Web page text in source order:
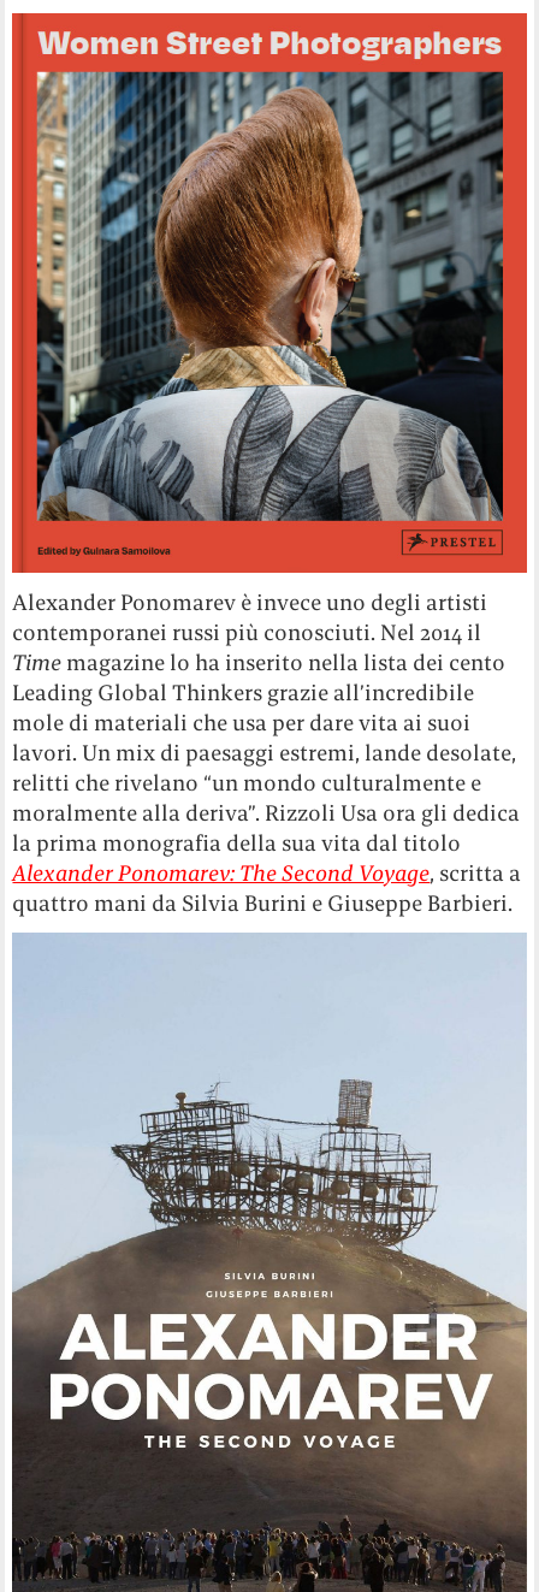
Alexander Ponomarev è invece uno degli artisti
contemporanei russi più conosciuti. Nel 2014 il
Time magazine lo ha inserito nella lista dei cento
Leading Global Thinkers grazie all’incredibile
mole di materiali che usa per dare vita ai suoi
lavori. Un mix di paesaggi estremi, lande desolate,
relitti che rivelano “un mondo culturalmente e
moralmente alla deriva”. Rizzoli Usa ora gli dedica
la prima monografia della sua vita dal titolo
Alexander Ponomarev: The Second Voyage, scritta a
quattro mani da Silvia Burini e Giuseppe Barbieri.